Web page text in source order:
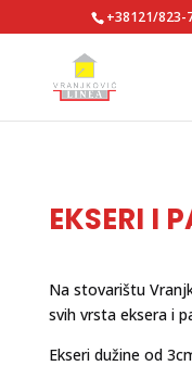
+38121/823-
EKSERI I
Na stovarištu
svih vrsta eksera i
Ekseri dužine od